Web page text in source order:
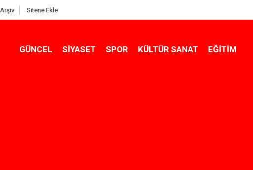
Arşiv Sitene Ekle
GÜNCEL SIYASET SPOR KÜLTÜR SANAT EĞITIM